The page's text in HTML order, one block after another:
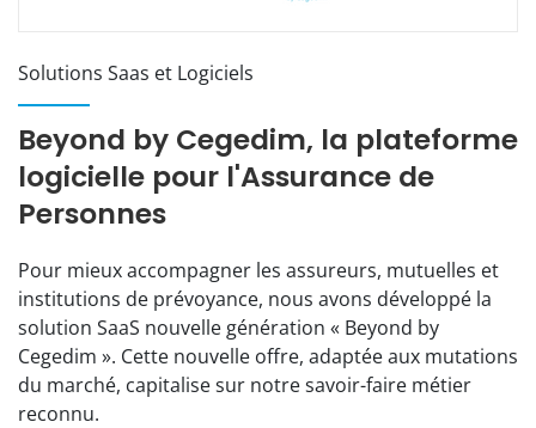
Solutions Saas et Logiciels
Beyond by Cegedim, la plateforme
logicielle pour l'Assurance de
Personnes
Pour mieux accompagner les assureurs, mutuelles et
institutions de prévoyance, nous avons développé la
solution SaaS nouvelle génération « Beyond by
Cegedim ». Cette nouvelle offre, adaptée aux mutations
du marché, capitalise sur notre savoir-faire métier
reconnu.